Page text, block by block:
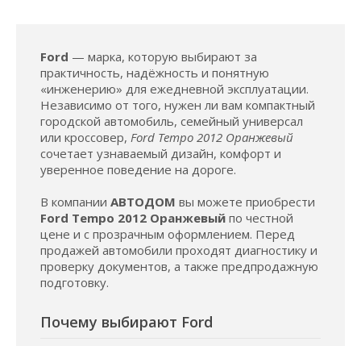
Ford — марка, которую выбирают за
практичность, надёжность и понятную
«инженерию» для ежедневной эксплуатации.
Независимо от того, нужен ли вам компактный
городской автомобиль, семейный универсал
или кроссовер, Ford Tempo 2012 Оранжевый
сочетает узнаваемый дизайн, комфорт и
уверенное поведение на дороге.
В компании АВТОДОМ вы можете приобрести
Ford Tempo 2012 Оранжевый по честной
цене и с прозрачным оформлением. Перед
продажей автомобили проходят диагностику и
проверку документов, а также предпродажную
подготовку.
Почему выбирают Ford